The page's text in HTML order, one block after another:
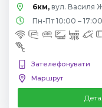
6км, вул. Василя
Пн-Пт 10:00 – 17:00
Зателефонувати
Маршрут